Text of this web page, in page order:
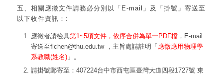
五、相關應徵文件請務必分別以「E-mail」及「掛號」寄送至
以下收件資訊：:
應徵者請檢具第1~5項文件，依序合併為單一PDF檔，E-mail
寄送至flchen@thu.edu.tw ，主旨處請註明「 應徵應用物理學
系教職(姓名)」。
請掛號郵寄至：407224台中市西屯區臺灣大道四段1727號 東